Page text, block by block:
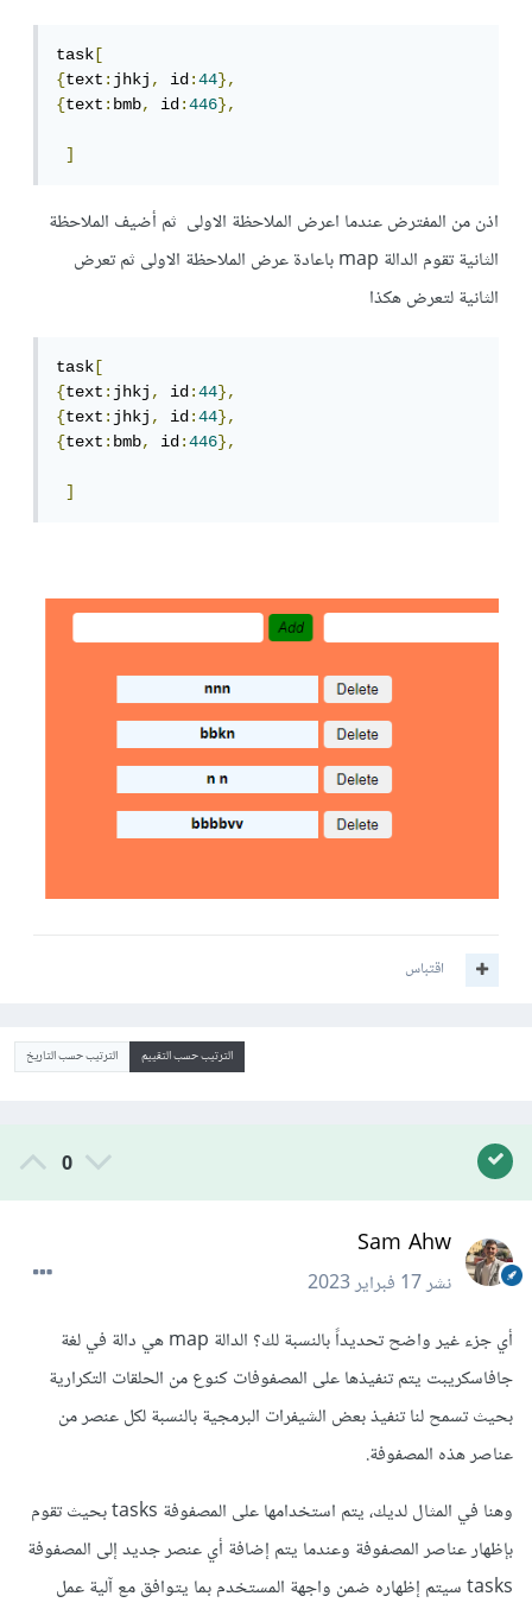
task [
{text:jhkj, id:44},
{text:bmb, id:446},
]
اذن من المفترض عندما اعرض الملاحظة الاولى ثم أضيف الملاحظة
الثانية تقوم الدالة map باعادة عرض الملاحظة الاولى ثم تعرض
الثانية لتعرض هكذا
task [
{text:jhkj, id:44},
{text:jhkj, id:44},
{text:bmb, id:446},
]
اقتباس
الترتيب حسب التقييم الترتيب حسب التاريخ
0
Sam Ahw
نشر17 فبراير 2023
أي جزء غير واضح تحديداً بالنسبة لك؟ الدالة map هي دالة في لغة
جافاسكريبت يتم تنفيذها على المصفوفات كنوع من الحلقات التكرارية
بحيث تسمح لنا تنفيذ بعض الشيفرات البرمجية بالنسبة لكل عنصر من
عناصر هذه المصفوفة.
وهنا في المثال لديك، يتم استخدامها على المصفوفة tasks بحيث تقوم
بإظهار عناصر المصفوفة وعندما يتم إضافة أي عنصر جديد إلى المصفوفة
tasks سيتم إظهاره ضمن واجهة المستخدم بما يتوافق مع آلية عمل